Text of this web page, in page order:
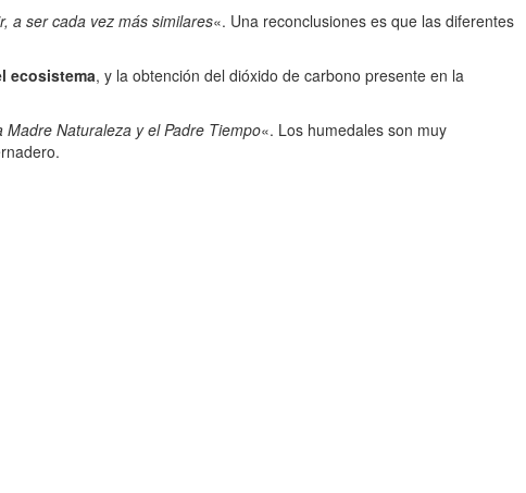
a ser cada vez más similares«. Una reconclusiones es que las diferentes
ecosistema, y la obtención del dióxido de carbono presente en la
Naturaleza y el Padre Tiempo«. Los humedales son muy